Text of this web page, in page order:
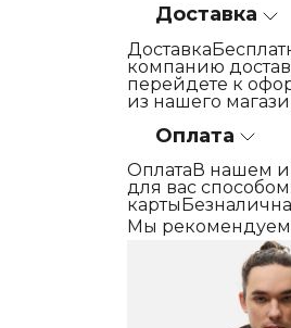
Доставка
компанию
перейдете к
из нашего
Оплата
ОплатаВ нашем
для вас
Мы рекомендуем